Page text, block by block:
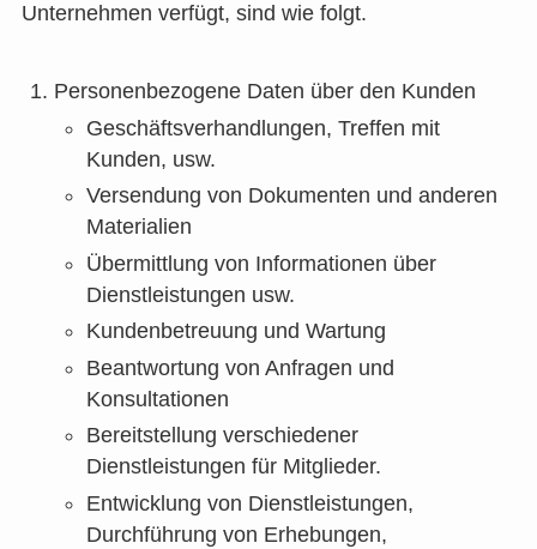
Unternehmen verfügt, sind wie folgt.
Personenbezogene Daten über den Kunden
Geschäftsverhandlungen, Treffen mit
Kunden, usw.
Versendung von Dokumenten und anderen
Materialien
Übermittlung von Informationen über
Dienstleistungen usw.
Kundenbetreuung und Wartung
Beantwortung von Anfragen und
Konsultationen
Bereitstellung verschiedener
Dienstleistungen für Mitglieder.
Entwicklung von Dienstleistungen,
Durchführung von Erhebungen,